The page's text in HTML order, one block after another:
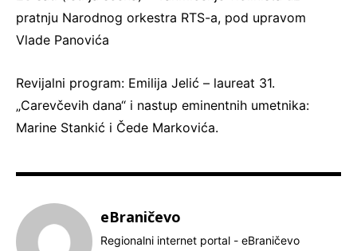
pratnju Narodnog orkestra RTS-a, pod upravom
Vlade Panovića
Revijalni program: Emilija Jelić – laureat 31.
„Carevčevih dana“ i nastup eminentnih umetnika:
Marine Stankić i Čede Markovića.
eBraničevo
Regionalni internet portal - eBraničevo